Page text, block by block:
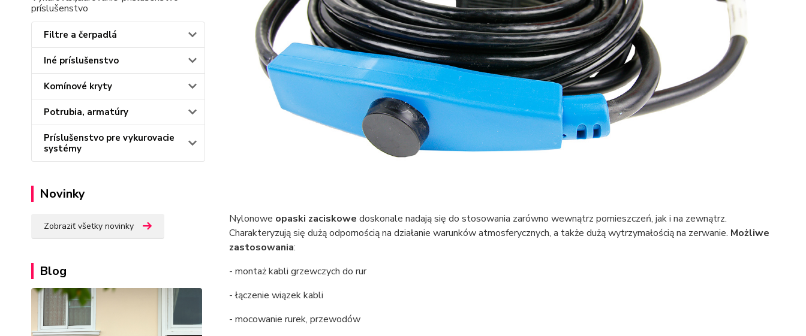
Filtre a čerpadlá
Iné príslušenstvo
Komínové kryty
Potrubia, armatúry
Príslušenstvo pre vykurovacie
systémy
Novinky
Zobraziť všetky novinky
Blog
Nylonowe opaski zaciskowe doskonale nadają się do stosowania zarówno wewnątrz pomieszczeń, jak i na zewnątrz.
Charakteryzują się dużą odpornością na działanie warunków atmosferycznych, a także dużą wytrzymałością na zerwanie. Możliwe
zastosowania:
- montaż kabli grzewczych do rur
- łączenie wiązek kabli
- mocowanie rurek, przewodów